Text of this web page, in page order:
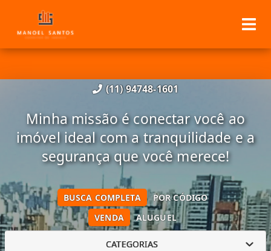
(11) 94748-1601
Minha missão é conectar você ao
imóvel ideal com a tranquilidade e a
segurança que você merece!
VENDA ALUGUEL
BUSCA COMPLETA POR CÓDIGO
CATEGORIAS